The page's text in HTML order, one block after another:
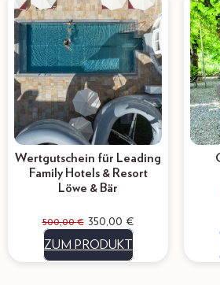
Wertgutschein für Leading
Family Hotels & Resort
Löwe & Bär
500,00€ 350,00 €
ZUM PRODUKT